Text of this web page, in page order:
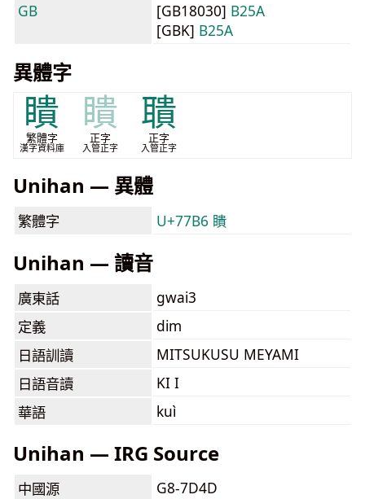
GB [GB18030] B25A
[GBK] B25A
異體字
瞶
繁體字
漢字資料庫
瞶
正字
入管正字
聵
正字
入管正字
Unihan — 異體
繁體字 U+77B6 瞶
Unihan — 讀音
廣東話
gwai3
定義
dim
日語訓讀
MITSUKUSU MEYAMI
日語音讀
KI I
華語
kuì
Unihan — IRG Source
中國源
G8-7D4D